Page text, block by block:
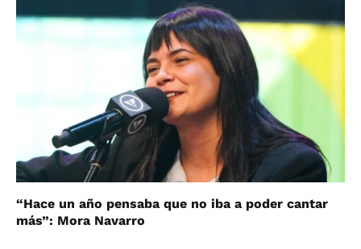
“Hace un año pensaba que no iba a poder cantar
más”: Mora Navarro